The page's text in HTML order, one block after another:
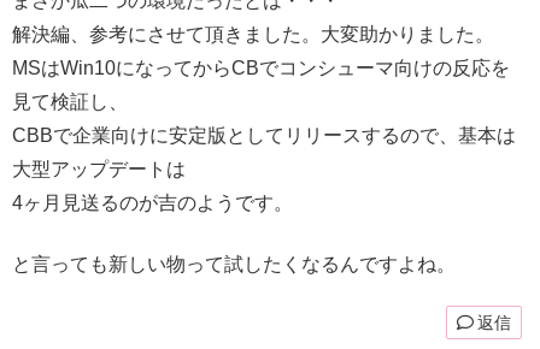
解決編、参考にさせて頂きました。大変助かりました。
MSはWin10になってからCBでコンシューマ向けの反応を
見て検証し、
CBBで企業向けに安定版としてリリースするので、基本は
大型アップデートは
4ヶ月見送るのが吉のようです。
と言っても新しい物って試したくなるんですよね。
返信